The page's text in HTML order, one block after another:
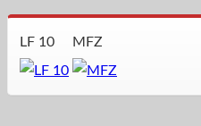
LF 10 MFZ